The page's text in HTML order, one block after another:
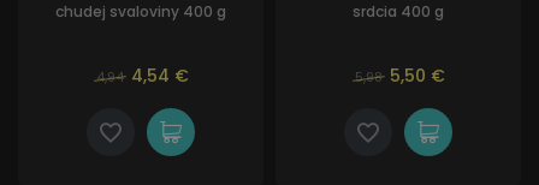
chudej svaloviny 400 g
4,94 4,54 €
srdcia 400 g
5,98 5,50 €